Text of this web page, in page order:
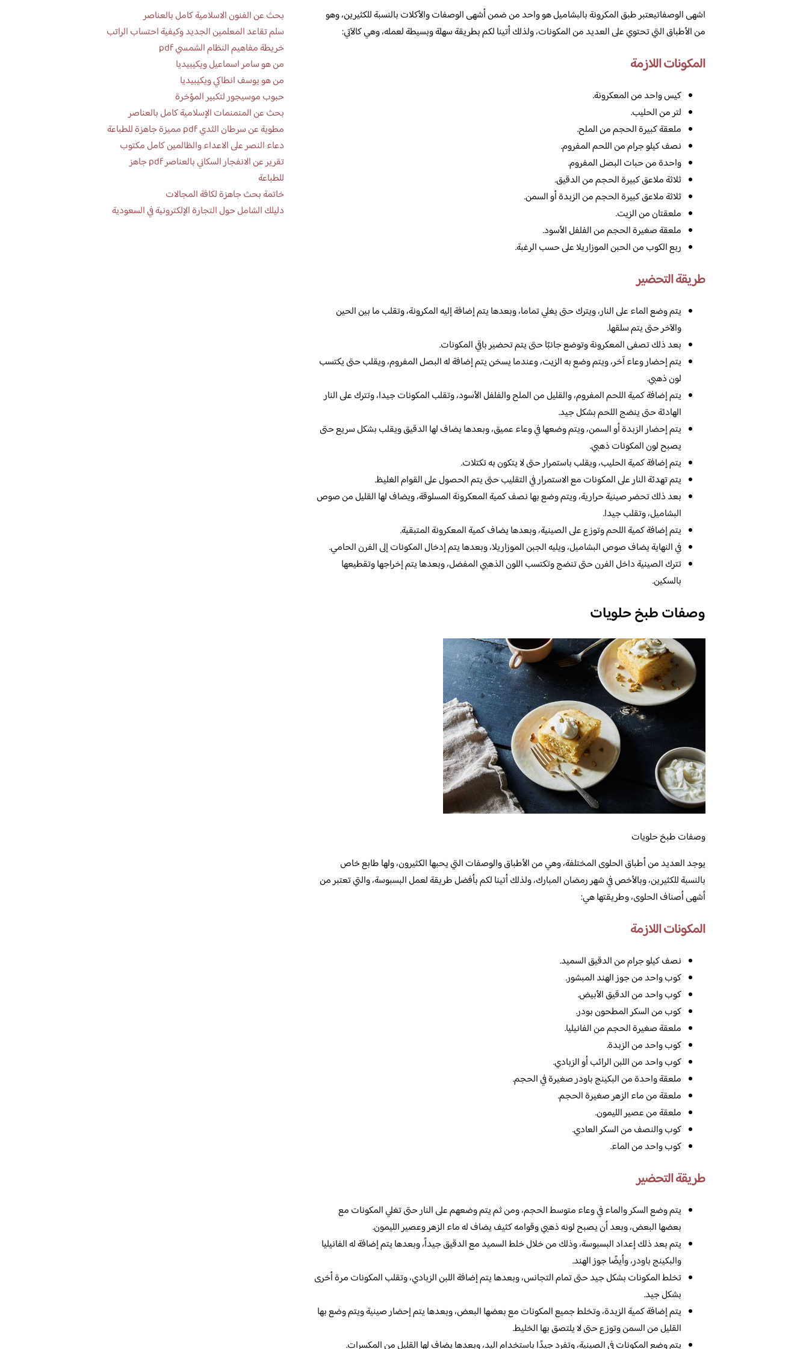
اشهى الوصفاتيعتبر طبق المكرونة بالبشاميل هو واحد من ضمن أشهى الوصفات والأكلات بالنسبة للكثيرين، وهو
من الأطباق التي تحتوي على العديد من المكونات، ولذلك أتينا لكم بطريقة سهلة وبسيطة لعمله، وهي كالآتي:
المكونات اللازمة
كيس واحد من المعكرونة.
لتر من الحليب.
ملعقة كبيرة الحجم من الملح.
نصف كيلو جرام من اللحم المفروم.
واحدة من حبات البصل المفروم.
ثلاثة ملاعق كبيرة الحجم من الدقيق.
ثلاثة ملاعق كبيرة الحجم من الزبدة أو السمن.
ملعقتان من الزيت.
ملعقة صغيرة الحجم من الفلفل الأسود.
ربع الكوب من الحبن الموزاريلا على حسب الرغبة.
طريقة التحضير
يتم وضع الماء على النار، ويترك حتى يغلي تماما، وبعدها يتم إضافة إليه المكرونة، وتقلب ما بين الحين
والآخر حتى يتم سلقها.
بعد ذلك تصفى المعكرونة وتوضع جانبًا حتى يتم تحضير باقي المكونات.
يتم إحضار وعاء آخر، ويتم وضع به الزيت، وعندما يسخن يتم إضافة له البصل المفروم، ويقلب حتى يكتسب
لون ذهبي.
يتم إضافة كمية اللحم المفروم، والقليل من الملح والفلفل الأسود، وتقلب المكونات جيدا، وتترك على النار
الهادئة حتى ينضج اللحم بشكل جيد.
يتم إحضار الزبدة أو السمن، ويتم وضعها في وعاء عميق، وبعدها يضاف لها الدقيق ويقلب بشكل سريع حتى
يصبح لون المكونات ذهبي.
يتم إضافة كمية الحليب، ويقلب باستمرار حتى لا يتكون به تكتلات.
يتم تهدئة النار على المكونات مع الاستمرار في التقليب حتى يتم الحصول على القوام الغليظ.
بعد ذلك تحضر صينية حرارية، ويتم وضع بها نصف كمية المعكرونة المسلوقة، ويضاف لها القليل من صوص
البشاميل، وتقلب جيدا.
يتم إضافة كمية اللحم وتوزع على الصينية، وبعدها يضاف كمية المعكرونة المتبقية.
في النهاية يضاف صوص البشاميل، ويليه الجبن الموزاريلا، وبعدها يتم إدخال المكونات إلى الفرن الحامي.
تترك الصينية داخل الفرن حتى تنضج وتكتسب اللون الذهبي المفضل، وبعدها يتم إخراجها وتقطيعها
بالسكين.
وصفات طبخ حلويات
وصفات طبخ حلويات
يوجد العديد من أطباق الحلوى المختلفة، وهي من الأطباق والوصفات التي يحبها الكثيرون، ولها طابع خاص
بالنسبة للكثيرين، وبالأخص في شهر رمضان المبارك، ولذلك أتينا لكم بأفضل طريقة لعمل البسبوسة، والتي تعتبر من
أشهى أصناف الحلوى، وطريقتها هي:
المكونات اللازمة
نصف كيلو جرام من الدقيق السميد.
كوب واحد من جوز الهند المبشور.
كوب واحد من الدقيق الأبيض.
كوب من السكر المطحون بودر.
ملعقة صغيرة الحجم من الفانيليا.
كوب واحد من الزبدة.
كوب واحد من اللبن الرائب أو الزبادي.
ملعقة واحدة من البكينج باودر صغيرة في الحجم.
ملعقة من ماء الزهر صغيرة الحجم.
ملعقة من عصير الليمون.
كوب والنصف من السكر العادي.
كوب واحد من الماء.
طريقة التحضير
يتم وضع السكر والماء في وعاء متوسط الحجم، ومن ثم يتم وضعهم على النار حتى تغلي المكونات مع
بعضها البعض، وبعد أن يصبح لونه ذهبي وقوامه كثيف يضاف له ماء الزهر وعصير الليمون.
يتم بعد ذلك إعداد البسبوسة، وذلك من خلال خلط السميد مع الدقيق جيداً، وبعدها يتم إضافة له الفانيليا
والبكينج باودر، وأيضًا جوز الهند.
تخلط المكونات بشكل جيد حتى تمام التجانس، وبعدها يتم إضافة اللبن الزبادي، وتقلب المكونات مرة أخرى
بشكل جيد.
يتم إضافة كمية الزبدة، وتخلط جميع المكونات مع بعضها البعض، وبعدها يتم إحضار صينية ويتم وضع بها
القليل من السمن وتوزع حتى لا يلتصق بها الخليط.
يتم وضع المكونات في الصينية، وتفرد جيدًا باستخدام اليد، وبعدها يضاف لها القليل من المكسرات.
بحث عن الفنون الاسلامية كامل بالعناصر
سلم تقاعد المعلمين الجديد وكيفية احتساب الراتب
خريطة مفاهيم النظام الشمسي pdf
من هو سامر اسماعيل ويكيبيديا
من هو يوسف انطاكي ويكيبيديا
حبوب موسيجور لتكبير المؤخرة
بحث عن المنمنمات الإسلامية كامل بالعناصر
مطوية عن سرطان الثدي pdf مميزة جاهزة للطباعة
دعاء النصر على الاعداء والظالمين كامل مكتوب
تقرير عن الانفجار السكاني بالعناصر pdf جاهز
للطباعة
خاتمة بحث جاهزة لكافة المجالات
دليلك الشامل حول التجارة الإلكترونية في السعودية